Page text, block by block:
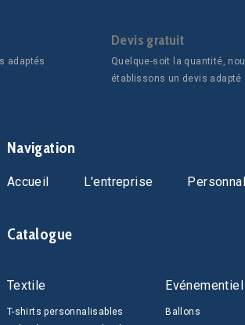
adaptés
Devis gratuit
Quelque-soit la quantité,
établissons un devis adapté
Navigation
Accueil L'entreprise
Catalogue
Textile
T-shirts personnalisables
Evénementiel
Ballons